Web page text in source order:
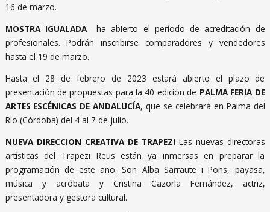
16 de marzo.
MOSTRA IGUALADAha abierto el período de acreditación de
profesionales. Podrán inscribirse comparadores y vendedores
hasta el 19 de marzo.
Hasta el 28 de febrero de 2023 estará abierto el plazo de
presentación de propuestas para la 40 edición de PALMA FERIA DE
ARTES ESCÉNICAS DE ANDALUCÍA, que se celebrará en Palma del
Río (Córdoba) del 4 al 7 de julio.
NUEVA DIRECCION CREATIVA DE TRAPEZI Las nuevas directoras
artísticas del Trapezi Reus están ya inmersas en preparar la
programación de este año. Son Alba Sarraute i Pons, payasa,
música y acróbata y Cristina Cazorla Fernández, actriz,
presentadora y gestora cultural.